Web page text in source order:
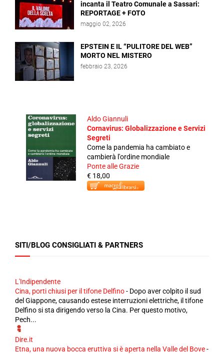
incanta il Teatro Comunale a Sassari:
REPORTAGE + FOTO
maggio 02, 2026
EPSTEIN E IL “PULITORE DEL WEB”
MORTO NEL MISTERO
febbraio 23, 2026
Aldo Giannuli
Cornavirus: Globalizzazione e Servizi
Segreti
Come la pandemia ha cambiato e
cambierà l'ordine mondiale
Ponte alle Grazie
€ 18,00
SITI/BLOG CONSIGLIATI & PARTNERS
L'Indipendente
Cina, porti chiusi per il tifone Delfino- Dopo aver colpito il sud
del Giappone, causando estese interruzioni elettriche, il tifone
Delfino si sta dirigendo verso la Cina. Per questo motivo,
Pech...
Dire.it
Etna, una nuova bocca eruttiva si è aperta nella Valle del Bove-